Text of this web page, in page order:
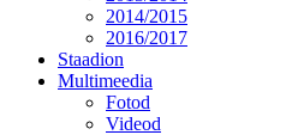
2014/2015
2016/2017
Staadion
Multimeedia
Fotod
Videod